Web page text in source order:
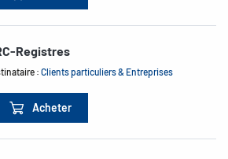
Registres
:Clients particuliers & Entreprises
Acheter